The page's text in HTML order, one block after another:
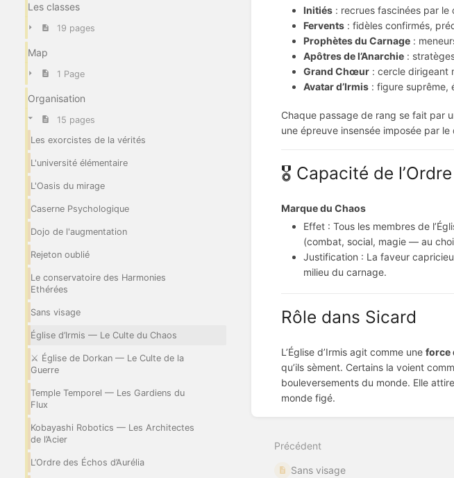
Les classes
19 pages
Map
1 Page
Organisation
15 pages
Les exorcistes de la vérités
L'université élémentaire
L'Oasis du mirage
Caserne Psychologique
Dojo de l'augmentation
Rejeton oublié
Le conservatoire des Harmonies
Ethérées
Sans visage
Église d’Irmis — Le Culte du Chaos
⚔️ Église de Dorkan — Le Culte de la
Guerre
Temple Temporel — Les Gardiens du
Flux
Kobayashi Robotics — Les Architectes
de l’Acier
L’Ordre des Échos d’Aurélia
Initiés : recrues fascinées par le
Fervents : fidèles confirmés,
Prophètes du Carnage :
Apôtres de l’Anarchie :
Grand Chœur : cercle dirigeant
Avatar d’Irmis : figure suprême,
Chaque passage de rang se fait par
une épreuve insensée imposée par le
🎖️ Capacité de l’Ordre
Marque du Chaos
Effet : Tous les membres de
(combat, social, magie — au
Justification : La faveur
milieu du carnage.
Rôle dans Sicard
L’Église d’Irmis agit comme une force
qu’ils sèment. Certains la voient
bouleversements du monde. Elle
monde figé.
de
de
Précédent
Sans visage